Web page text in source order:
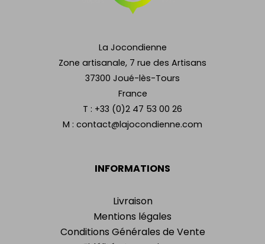
INFORMATIONS
Livraison
Mentions légales
Conditions Générales de Vente
La Jocondienne
Zone artisanale, 7 rue des Artisans
37300 Joué-lès-Tours
France
T : +33 (0)2 47 53 00 26
M : contact@lajocondienne.com